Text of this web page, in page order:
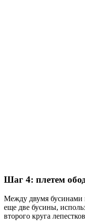
Шаг 4: плетем
Между двумя бусинами
еще две бусины,
второго круга